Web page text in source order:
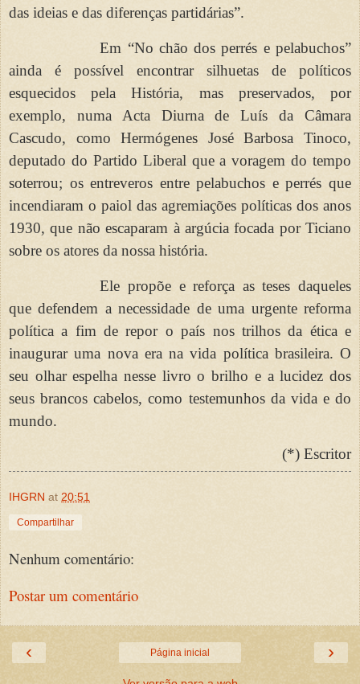
das ideias e das diferenças partidárias”.
Em “No chão dos perrés e pelabuchos”
ainda é possível encontrar silhuetas de políticos
esquecidos pela História, mas preservados, por
exemplo, numa Acta Diurna de Luís da Câmara
Cascudo, como Hermógenes José Barbosa Tinoco,
deputado do Partido Liberal que a voragem do tempo
soterrou; os entreveros entre pelabuchos e perrés que
incendiaram o paiol das agremiações políticas dos anos
1930, que não escaparam à argúcia focada por Ticiano
sobre os atores da nossa história.
Ele propõe e reforça as teses daqueles
que defendem a necessidade de uma urgente reforma
política a fim de repor o país nos trilhos da ética e
inaugurar uma nova era na vida política brasileira. O
seu olhar espelha nesse livro o brilho e a lucidez dos
seus brancos cabelos, como testemunhos da vida e do
mundo.
(*) Escritor
IHGRN at 20:51
Compartilhar
Nenhum comentário:
Postar um comentário
‹ ›
Página inicial